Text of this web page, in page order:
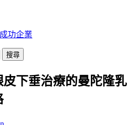
功企業
下垂治療的曼陀隆乳